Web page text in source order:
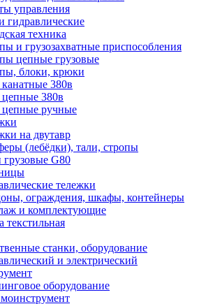
управления
гидравлические
техника
и грузозахватные приспособления
цепные грузовые
блоки, крюки
380в
380в
цепные ручные
на двутавр
(лебёдки), тали, стропы
G80
тележки
ограждения, шкафы, контейнеры
и комплектующие
текстильная
станки, оборудование
и электрический
оборудование